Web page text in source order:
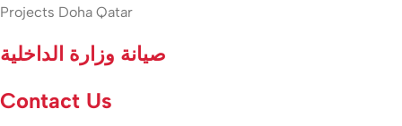
Projects Doha Qatar
صيانة وزارة الداخلية
Contact Us